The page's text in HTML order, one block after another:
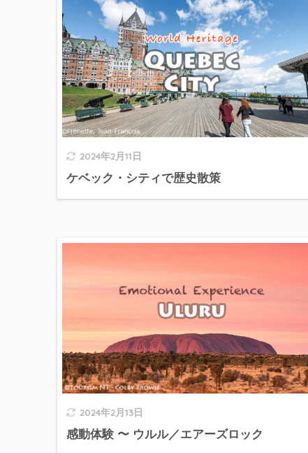
2024年2月11日
ケベック・シティで歴史散策
2024年2月13日
感動体験 〜 ウルル／エアーズロック